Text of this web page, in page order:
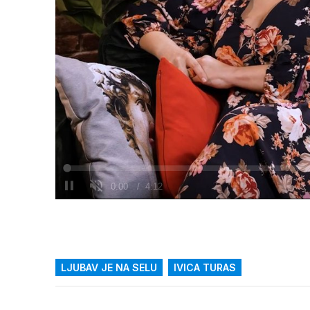
Upali
zvuk
/
Loaded:
0%
LJUBAV JE NA SELU IVICA TURAS